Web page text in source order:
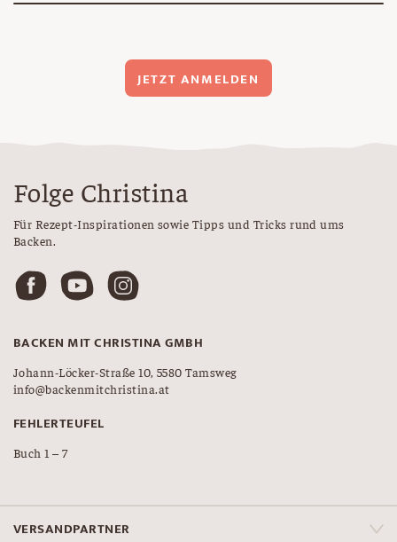
JETZT ANMELDEN
Folge Christina
Für Rezept-Inspirationen sowie Tipps und Tricks rund ums
Backen.
BACKEN MIT CHRISTINA GMBH
Johann-Löcker-Straße 10, 5580 Tamsweg
info@backenmitchristina.at
FEHLERTEUFEL
Buch 1 – 7
VERSANDPARTNER